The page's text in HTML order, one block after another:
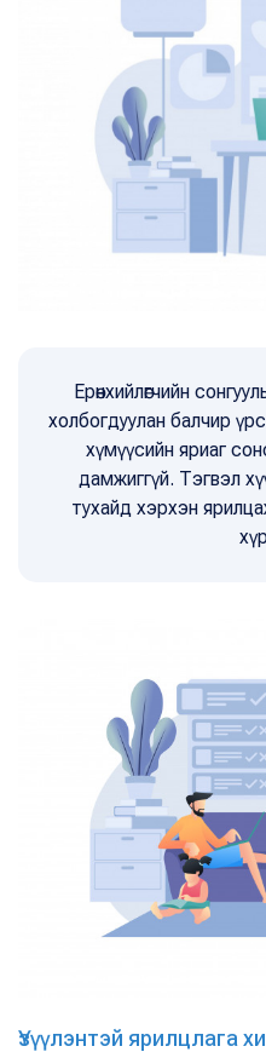
Ерөнхийлөгчийн
холбогдуулан балчир үрс
хүмүүсийн яриаг
дамжиггүй. Тэгвэл
тухайд хэрхэн
Үзүүлэнтэй ярилцлага